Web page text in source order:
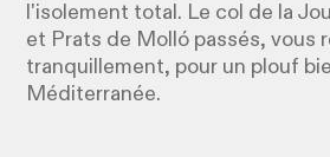
l'isolement total. Le col de la
et Prats de Molló passés, vous
tranquillement, pour un plouf
Méditerranée.